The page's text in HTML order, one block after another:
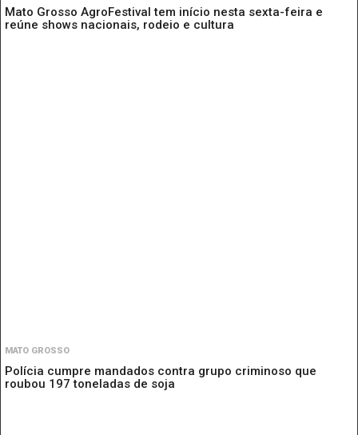
Mato Grosso AgroFestival tem início nesta sexta-feira e
reúne shows nacionais, rodeio e cultura
MATO GROSSO
Polícia cumpre mandados contra grupo criminoso que
roubou 197 toneladas de soja